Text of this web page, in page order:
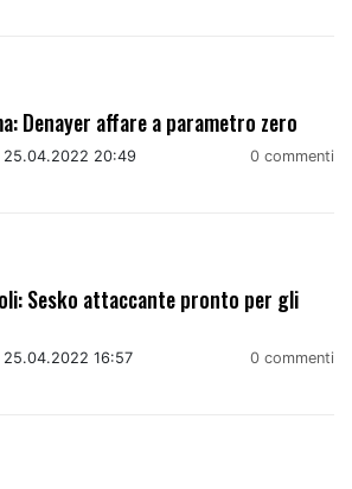
Denayer affare a parametro zero
25.04.2022 20:49 0 commenti
Sesko attaccante pronto per gli
25.04.2022 16:57 0 commenti